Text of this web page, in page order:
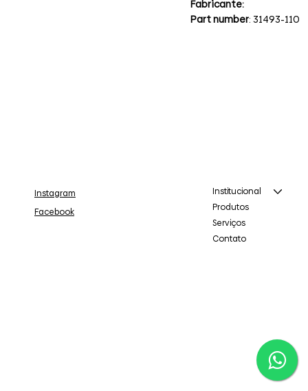
Fabricante:
Part number: 31493-110
Institucional
Produtos
Serviços
Contato
Instagram
Facebook